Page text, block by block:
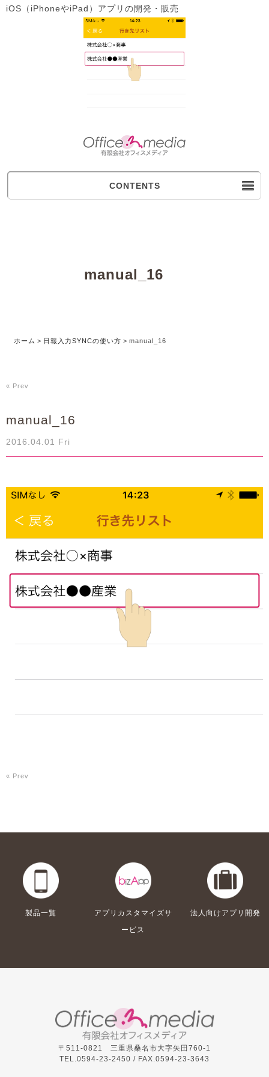
iOS（iPhoneやiPad）アプリの開発・販売
CONTENTS
manual_16
ホーム > 日報入力SYNCの使い方 > manual_16
« Prev
manual_16
2016.04.01 Fri
« Prev
製品一覧
アプリカスタマイズサ
ービス
法人向けアプリ開発
〒511-0821 三重県桑名市大字矢田760-1
TEL.0594-23-2450 / FAX.0594-23-3643